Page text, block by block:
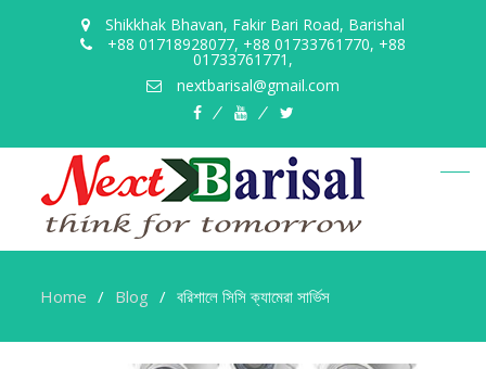
Shikkhak Bhavan, Fakir Bari Road, Barishal
+88 01718928077, +88 01733761770, +88
01733761771,
nextbarisal@gmail.com
facebookyoutube
Home Blog বরিশালে সিসি ক্যামেরা সার্ভিস